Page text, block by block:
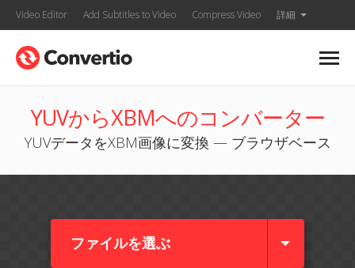
Video Editor Add Subtitles to Video Compress Video 詳細
YUVからXBMへのコンバーター
YUVデータをXBM画像に変換 — ブラウザベース
ファイルを選ぶ